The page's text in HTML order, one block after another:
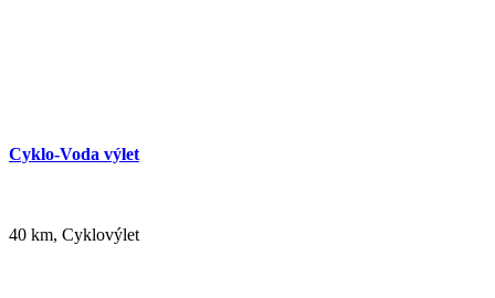
Cyklo-Voda výlet
40 km, Cyklovýlet